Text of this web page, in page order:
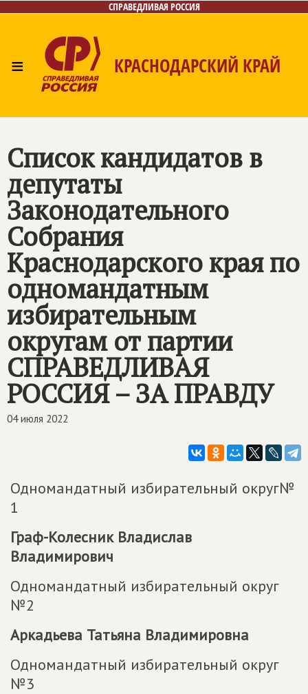
СПРАВЕДЛИВАЯ РОССИЯ
≡ КРАСНОДАРСКИЙ КРАЙ
Список кандидатов в
депутаты
Законодательного
Собрания
Краснодарского края по
одномандатным
избирательным
округам от партии
СПРАВЕДЛИВАЯ
РОССИЯ – ЗА ПРАВДУ
04 июля 2022
Одномандатный избирательный округ№
1
Граф-Колесник Владислав
Владимирович
Одномандатный избирательный округ
№2
Аркадьева Татьяна Владимировна
Одномандатный избирательный округ
№3